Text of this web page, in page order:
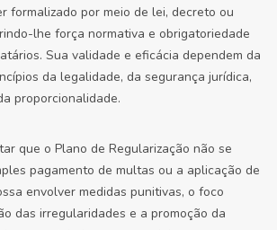
formalizado por meio de lei, decreto ou
lhe força normativa e obrigatoriedade
Sua validade e eficácia dependem da
da legalidade, da segurança jurídica,
proporcionalidade.
que o Plano de Regularização não se
pagamento de multas ou a aplicação de
envolver medidas punitivas, o foco
das irregularidades e a promoção da